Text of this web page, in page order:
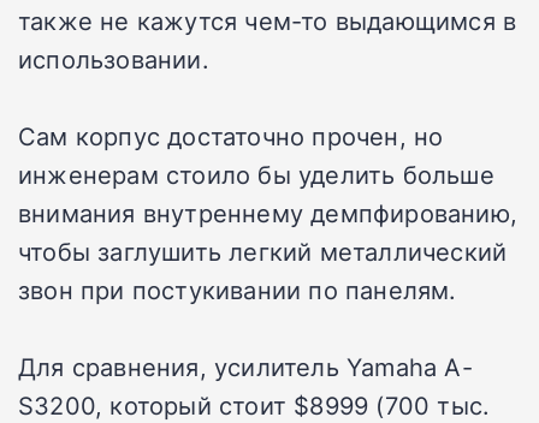
также не кажутся чем-то выдающимся в
использовании.
Сам корпус достаточно прочен, но
инженерам стоило бы уделить больше
внимания внутреннему демпфированию,
чтобы заглушить легкий металлический
звон при постукивании по панелям.
Для сравнения, усилитель Yamaha A-
S3200, который стоит $8999 (700 тыс.